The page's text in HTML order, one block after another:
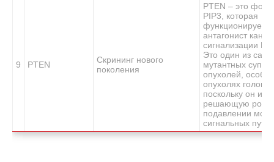
9 PTEN
Скрининг нового
поколения
PTEN – это
PIP3, которая
функционирует
антагонист
сигнализации
Это один из
мутантных
опухолей,
опухолях
поскольку он
решающую роль
подавлении
сигнальных